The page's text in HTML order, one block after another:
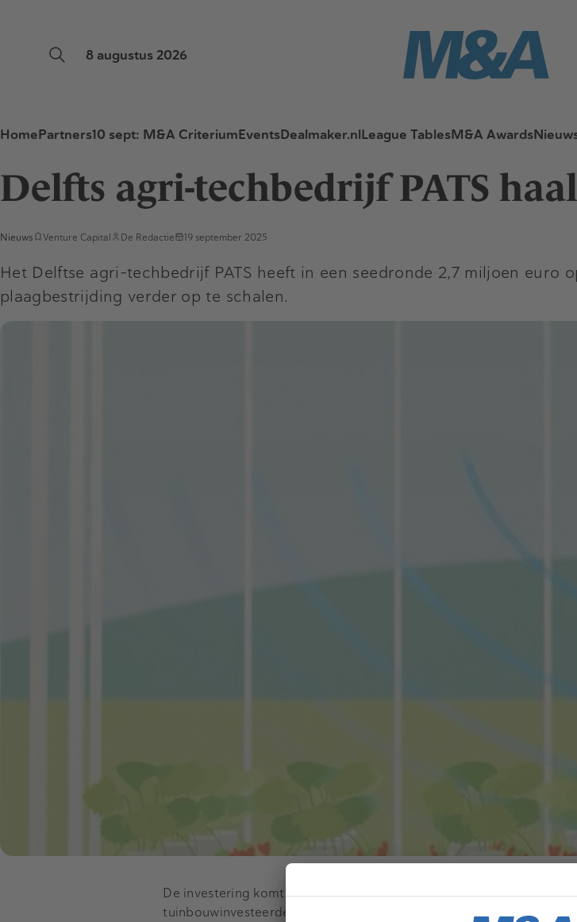
8 augustus 2026
HomePartners10 sept: M&A CriteriumEventsDealmaker.nlLeague TablesM&A Awards
Delfts agri-techbedrijf PATS
Nieuws Venture Capital De Redactie 19 september 2025
Het Delftse agri-techbedrijf PATS heeft in een seedronde 2,7 miljoen euro
plaagbestrijding verder op te schalen.
De investering komt van Division Q, Percival Participations, Delft
tuinbouwinvesteerders.